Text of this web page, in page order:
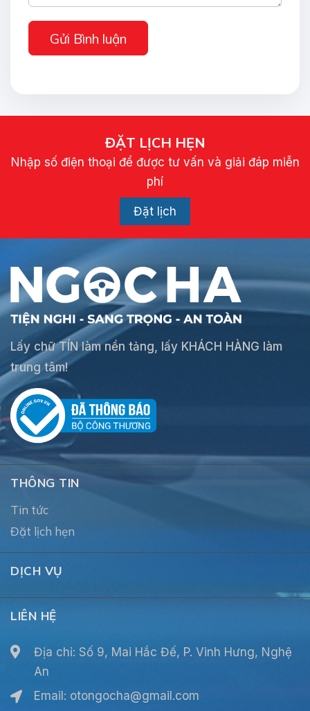
Gửi Bình luận
ĐẶT LỊCH HẸN
Nhập số điện thoại để được tư vấn và giải đáp miễn
phí
Đặt lịch
Lấy chữ TÍN làm nền tảng, lấy KHÁCH HÀNG làm
trung tâm!
THÔNG TIN
Tin tức
Đặt lịch hẹn
DỊCH VỤ
LIÊN HỆ
Địa chỉ: Số 9, Mai Hắc Đế, P. Vinh Hưng, Nghệ
An
Email: otongocha@gmail.com